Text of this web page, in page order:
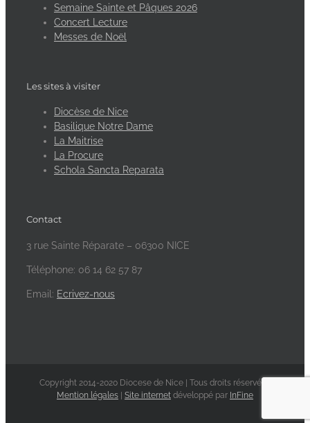
Semaine Sainte et Pâques 2026
Concert Lecture
Messes de Noël
Les sites à visiter
Diocèse de Nice
Basilique Notre Dame
La Maitrise
La Procure
Schola Sancta Reparata
Contact
3 rue Sainte Réparate – 06300 NICE
Téléphone: 06 14 62 57 87
Email: Ecrivez-nous
Copyright 2014-2020 Diocese de Nice | Tous droits réservés -
Mention légales | Site internet développé par InFine